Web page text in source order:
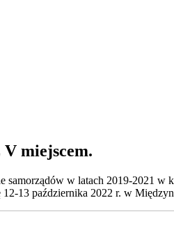
miejscem.
w latach 2019-2021
13 października 2022 r. w